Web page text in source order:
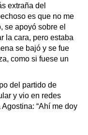
extraña del
es que no me
se apoyó sobre el
la cara, pero estaba
se bajó y se fue
como si fuese un
del partido de
y vio en redes
“Ahí me doy